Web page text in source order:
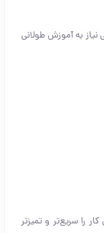
به آموزش طولانی
را سریع‌تر و تمیزتر